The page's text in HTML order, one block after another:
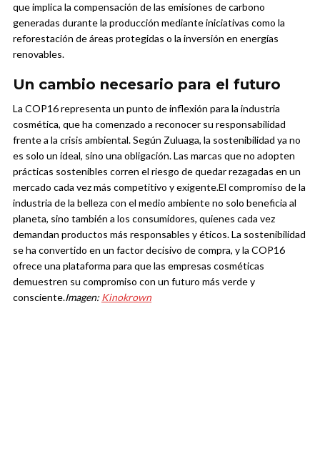
que implica la compensación de las emisiones de carbono
generadas durante la producción mediante iniciativas como la
reforestación de áreas protegidas o la inversión en energías
renovables.
Un cambio necesario para el futuro
La COP16 representa un punto de inflexión para la industria
cosmética, que ha comenzado a reconocer su responsabilidad
frente a la crisis ambiental. Según Zuluaga, la sostenibilidad ya no
es solo un ideal, sino una obligación. Las marcas que no adopten
prácticas sostenibles corren el riesgo de quedar rezagadas en un
mercado cada vez más competitivo y exigente.El compromiso de la
industria de la belleza con el medio ambiente no solo beneficia al
planeta, sino también a los consumidores, quienes cada vez
demandan productos más responsables y éticos. La sostenibilidad
se ha convertido en un factor decisivo de compra, y la COP16
ofrece una plataforma para que las empresas cosméticas
demuestren su compromiso con un futuro más verde y
consciente.Imagen: Kinokrown